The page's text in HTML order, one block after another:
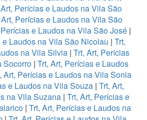
Perícias e Laudos na Vila São
Perícias e Laudos na Vila São
e Laudos na Vila São José |
e Laudos na Vila São Nicolau | Trt,
na Vila Silvia | Trt, Art, Perícias
Socorro | Trt, Art, Perícias e Laudos
Art, Perícias e Laudos na Vila Sonia
e Laudos na Vila Souza | Trt, Art,
na Vila Suzana | Trt, Art, Perícias e
| Trt, Art, Perícias e Laudos na